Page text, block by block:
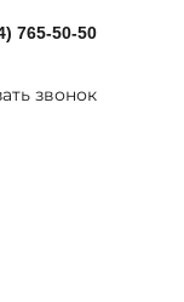
765-50-50
звонок